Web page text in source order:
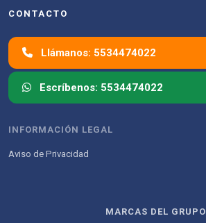
CONTACTO
Llámanos: 5534474022
Escríbenos: 5534474022
INFORMACIÓN LEGAL
Aviso de Privacidad
MARCAS DEL GRUPO